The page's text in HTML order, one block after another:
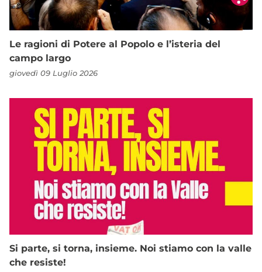
Le ragioni di Potere al Popolo e l’isteria del
campo largo
giovedì 09 Luglio 2026
Si parte, si torna, insieme. Noi stiamo con la valle
che resiste!